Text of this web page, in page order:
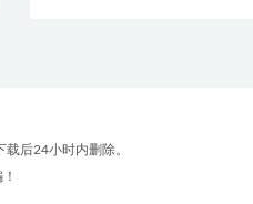
后24小时内删除。